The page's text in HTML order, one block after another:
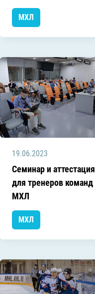
МХЛ
19.06.2023
Семинар и аттестация
для тренеров команд
МХЛ
МХЛ